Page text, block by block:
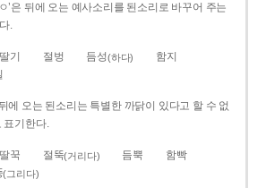
’은 뒤에 오는 예사소리를 된소리로 바꾸어 주는
.
딸기 절벙 듬성(하다)
함지
에 오는 된소리는 특별한 까닭이 있다고 할 수 없
표기한다.
딸꾹 절뚝(거리다) 듬뿍
함빡
(그리다)